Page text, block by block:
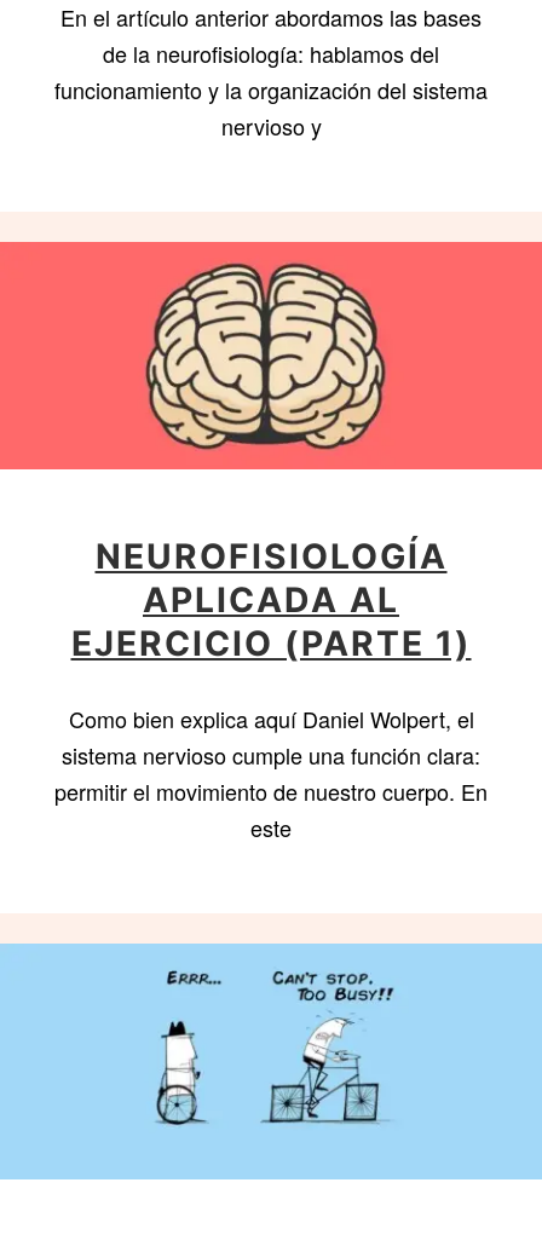
En el artículo anterior abordamos las bases
de la neurofisiología: hablamos del
funcionamiento y la organización del sistema
nervioso y
NEUROFISIOLOGÍA
APLICADA AL
EJERCICIO (PARTE 1)
Como bien explica aquí Daniel Wolpert, el
sistema nervioso cumple una función clara:
permitir el movimiento de nuestro cuerpo. En
este